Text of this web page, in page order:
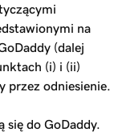
na
(dalej
(i) i (ii)
przez odniesienie.
się do GoDaddy.